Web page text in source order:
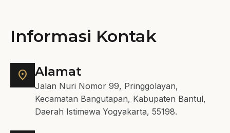
Informasi Kontak
location_on Alamat
Jalan Nuri Nomor 99, Pringgolayan,
Kecamatan Bangutapan, Kabupaten Bantul,
Daerah Istimewa Yogyakarta, 55198.